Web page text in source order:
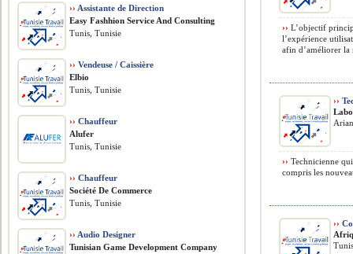
›› L’objectif
l’expérience
afin d’améliorer
››
›› Technicienne
compris les
››
›› Assistante de Direction
Easy Fashhion Service And Consulting
Tunis, Tunisie
›› Vendeuse / Caissière
Elbio
Tunis, Tunisie
›› Chauffeur
Alufer
Tunis, Tunisie
›› Chauffeur
Société De Commerce
Tunis, Tunisie
›› Audio Designer
Tunisian Game Development Company